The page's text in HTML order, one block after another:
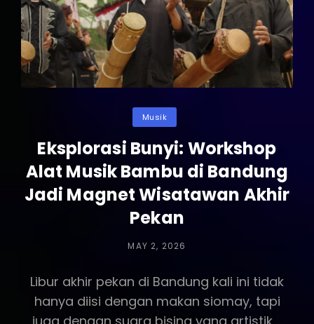
Categories
Musik
Eksplorasi Bunyi: Workshop
Alat Musik Bambu di Bandung
Jadi Magnet Wisatawan Akhir
Pekan
POSTED
MAY 2, 2026
Libur akhir pekan di Bandung kali ini tidak
hanya diisi dengan makan siomay, tapi